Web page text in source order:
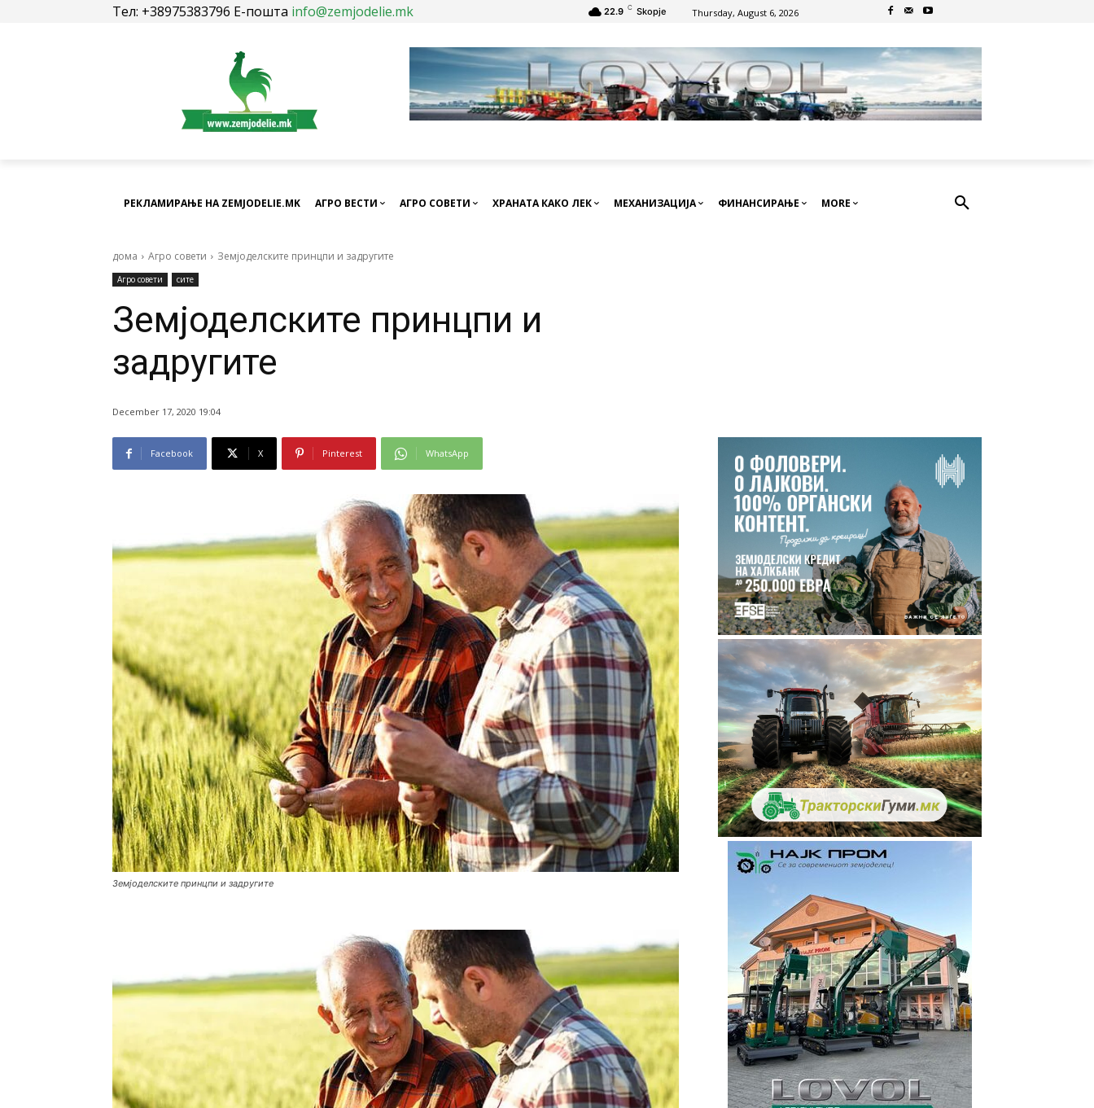
Тел: +38975383796 Е-пошта info@zemjodelie.mk 22.9 C Skopje Thursday, August 6, 2026
РЕКЛАМИРАЊЕ НА ZEMJODELIE.MK АГРО ВЕСТИ АГРО СОВЕТИ ХРАНАТА КАКО ЛЕК МЕХАНИЗАЦИЈА ФИНАНСИРАЊЕ MORE
дома Агро совети Земјоделските принцпи и задругите
Агро совети сите
Земјоделските принцпи и
задругите
December 17, 2020 19:04
Facebook X Pinterest WhatsApp
Земјоделските принцпи и задругите